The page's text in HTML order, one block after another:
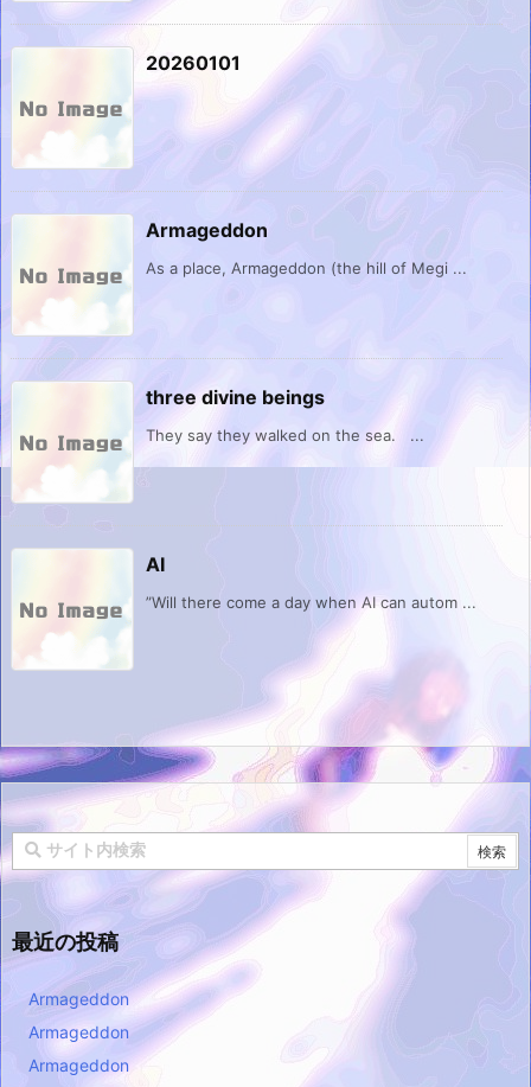
20260101
Armageddon
As a place, Armageddon (the hill of Megi ...
three divine beings
They say they walked on the sea. ...
AI
”Will there come a day when AI can autom ...
最近の投稿
Armageddon
Armageddon
Armageddon